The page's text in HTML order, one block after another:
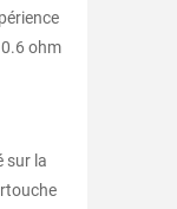
ohm
sur la